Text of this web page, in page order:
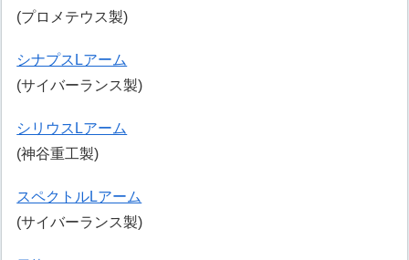
(プロメテウス製)
シナプスLアーム
(サイバーランス製)
シリウスLアーム
(神谷重工製)
スペクトルLアーム
(サイバーランス製)